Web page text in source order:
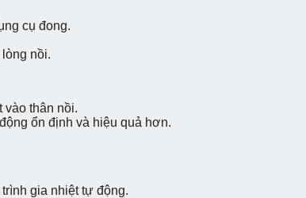
cụ đong.
nồi.
vào thân nồi.
ổn định và hiệu quả hơn.
gia nhiệt tự động.